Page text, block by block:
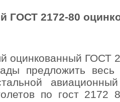
ГОСТ 2172-80
оцинкованный ГОСТ
предложить весь
по гост 2172